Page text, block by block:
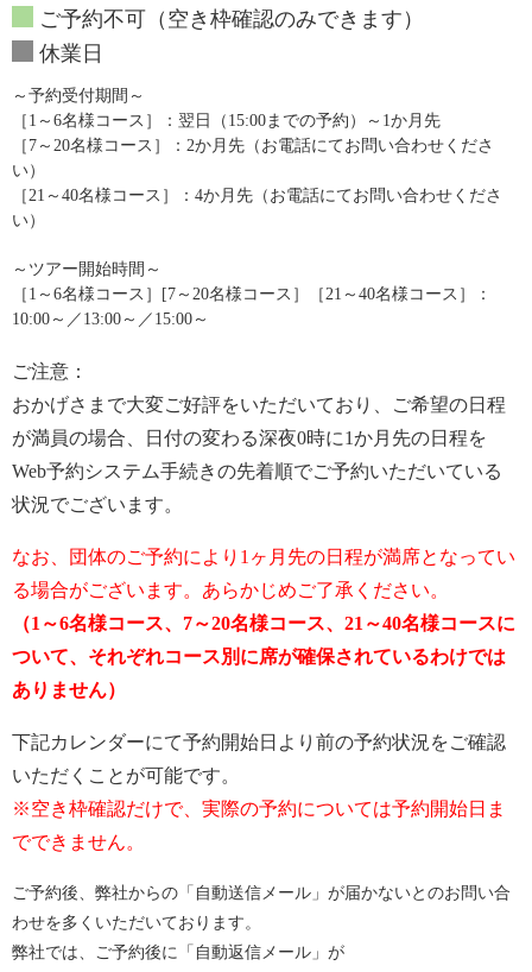
ご予約不可（空き枠確認のみできます）
休業日
～予約受付期間～
［1～6名様コース］：翌日（15:00までの予約）～1か月先
［7～20名様コース］：2か月先（お電話にてお問い合わせくださ
い）
［21～40名様コース］：4か月先（お電話にてお問い合わせくださ
い）
～ツアー開始時間～
［1～6名様コース］[7～20名様コース］［21～40名様コース］：
10:00～／13:00～／15:00～
ご注意：
おかげさまで大変ご好評をいただいており、ご希望の日程
が満員の場合、日付の変わる深夜0時に1か月先の日程を
Web予約システム手続きの先着順でご予約いただいている
状況でございます。
なお、団体のご予約により1ヶ月先の日程が満席となってい
る場合がございます。あらかじめご了承ください。
（1～6名様コース、7～20名様コース、21～40名様コースに
ついて、それぞれコース別に席が確保されているわけでは
ありません）
下記カレンダーにて予約開始日より前の予約状況をご確認
いただくことが可能です。
※空き枠確認だけで、実際の予約については予約開始日ま
でできません。
ご予約後、弊社からの「自動送信メール」が届かないとのお問い合
わせを多くいただいております。
弊社では、ご予約後に「自動返信メール」が